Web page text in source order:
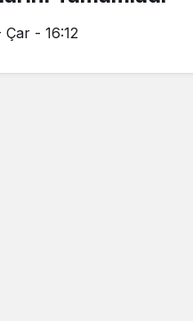
- 16:12